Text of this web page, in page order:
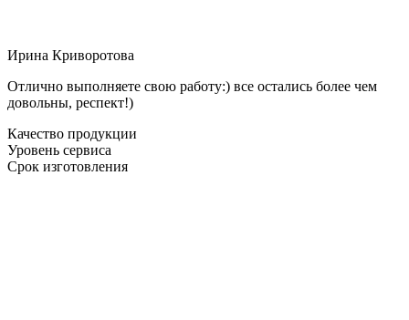
Ирина Криворотова
Отлично выполняете свою работу:) все остались более чем
довольны, респект!)
Качество продукции
Уровень сервиса
Срок изготовления